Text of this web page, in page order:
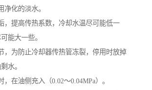
净化的淡水。
，提高传热系数，冷却水温尽可能低一
能大一些。
，为防止冷却器传热管冻裂，停用时放掉
水。
，在油侧充入（0.02～0.04MPa）。